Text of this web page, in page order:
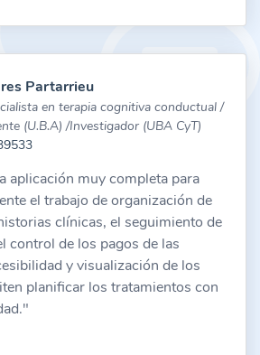
Partarrieu
en terapia cognitiva conductual /
(U.B.A) /Investigador (UBA CyT)
aplicación muy completa para
el trabajo de organización de
clínicas, el seguimiento de
control de los pagos de las
y visualización de los
planificar los tratamientos con